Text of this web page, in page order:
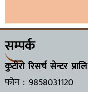
सम्पर्क
कुटीरो रिसर्च सेन्टर प्रालि
फोन : 9858031120